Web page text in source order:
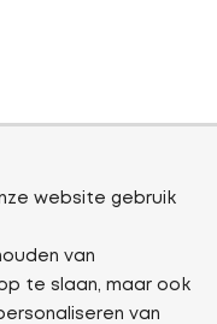
website gebruik
van
te slaan, maar ook
van